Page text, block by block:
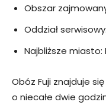
Obszar
Oddział
Najbliższe miasto:
Obóz Fuji znajduje
o niecałe dwie